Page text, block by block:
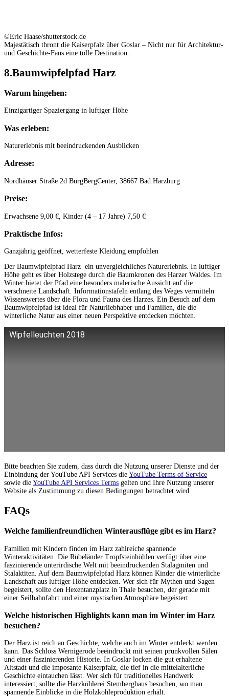
©Eric Haase/shutterstock.de
Majestätisch thront die Kaiserpfalz über Goslar – Nicht nur für Architektur-
und Geschichte-Fans eine tolle Destination.
8.Baumwipfelpfad Harz
Warum hingehen:
Einzigartiger Spaziergang in luftiger Höhe
Was erleben:
Naturerlebnis mit beeindruckenden Ausblicken
Adresse:
Nordhäuser Straße 2d BurgBergCenter, 38667 Bad Harzburg
Preise:
Erwachsene 9,00 €, Kinder (4 – 17 Jahre) 7,50 €
Praktische Infos:
Ganzjährig geöffnet, wetterfeste Kleidung empfohlen
Der Baumwipfelpfad Harz ein unvergleichliches Naturerlebnis. In luftiger
Höhe geht es über Holzstege durch die Baumkronen des Harzer Waldes. Im
Winter bietet der Pfad eine besonders malerische Aussicht auf die
verschneite Landschaft. Informationstafeln entlang des Weges vermitteln
Wissenswertes über die Flora und Fauna des Harzes. Ein Besuch auf dem
Baumwipfelpfad ist ideal für Naturliebhaber und Familien, die die
winterliche Natur aus einer neuen Perspektive entdecken möchten.
Wipfelleuchten 2018
Bitte beachten Sie zudem, dass durch die Nutzung unserer Dienste und der
Einbindung der YouTube API Services die YouTube Terms of Service
sowie die YouTube API Services Terms gelten und Ihre Nutzung unserer
Website als Zustimmung zu diesen Bedingungen betrachtet wird.
FAQs
Welche familienfreundlichen Winterausflüge gibt es im Harz?
Familien mit Kindern finden im Harz zahlreiche spannende
Winteraktivitäten. Die Rübeländer Tropfsteinhöhlen verfügt über eine
faszinierende unterirdische Welt mit beeindruckenden Stalagmiten und
Stalaktiten. Auf dem Baumwipfelpfad Harz können Kinder die winterliche
Landschaft aus luftiger Höhe entdecken. Wer sich für Mythen und Sagen
begeistert, sollte den Hexentanzplatz in Thale besuchen, der gerade mit
einer Seilbahnfahrt und einer mystischen Atmosphäre begeistert.
Welche historischen Highlights kann man im Winter im Harz
besuchen?
Der Harz ist reich an Geschichte, welche auch im Winter entdeckt werden
kann. Das Schloss Wernigerode beeindruckt mit seinen prunkvollen Sälen
und einer faszinierenden Historie. In Goslar locken die gut erhaltene
Altstadt und die imposante Kaiserpfalz, die tief in die mittelalterliche
Geschichte eintauchen lässt. Wer sich für traditionelles Handwerk
interessiert, sollte die Harzköhlerei Stemberghaus besuchen, wo man
spannende Einblicke in die Holzkohleproduktion erhält.